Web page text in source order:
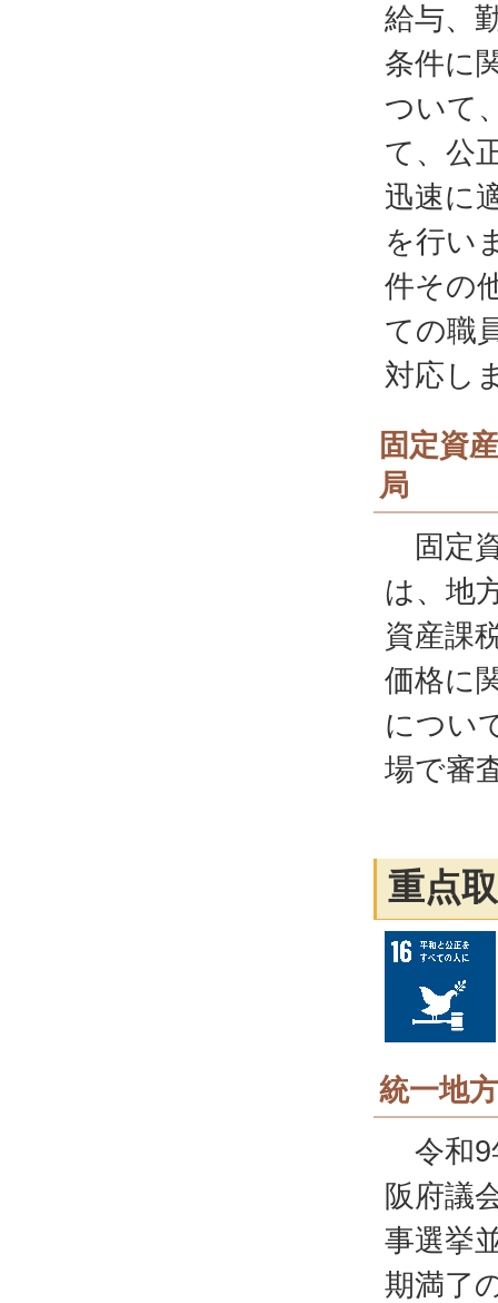
給与、
条件に
ついて
て、公
迅速に
を行い
件その
ての職
対応し
固定資
局
固定
は、地
資産課
価格に
につい
場で審
重点
統一地
令和9
阪府議
事選挙
期満了